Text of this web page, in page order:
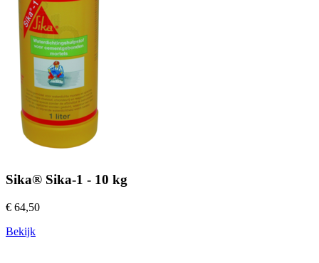
Sika® Sika-1 - 10 kg
€ 64,50
Bekijk